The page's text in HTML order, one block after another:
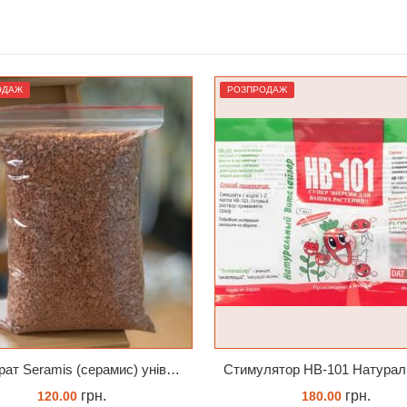
Субстрат Seramis (серамис) універсальний - гранульована глина стандартного разміра для всіх рослин 1 л
120.00грн.
РОЗПРОДАЖ
180.00грн.